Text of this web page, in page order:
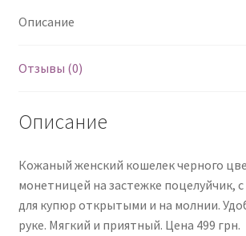
Описание
Отзывы (0)
Описание
Кожаный женский кошелек черного
монетницей на застежке поцелуйчик,
для купюр открытыми и на молнии.
руке. Мягкий и приятный. Цена 499 грн.